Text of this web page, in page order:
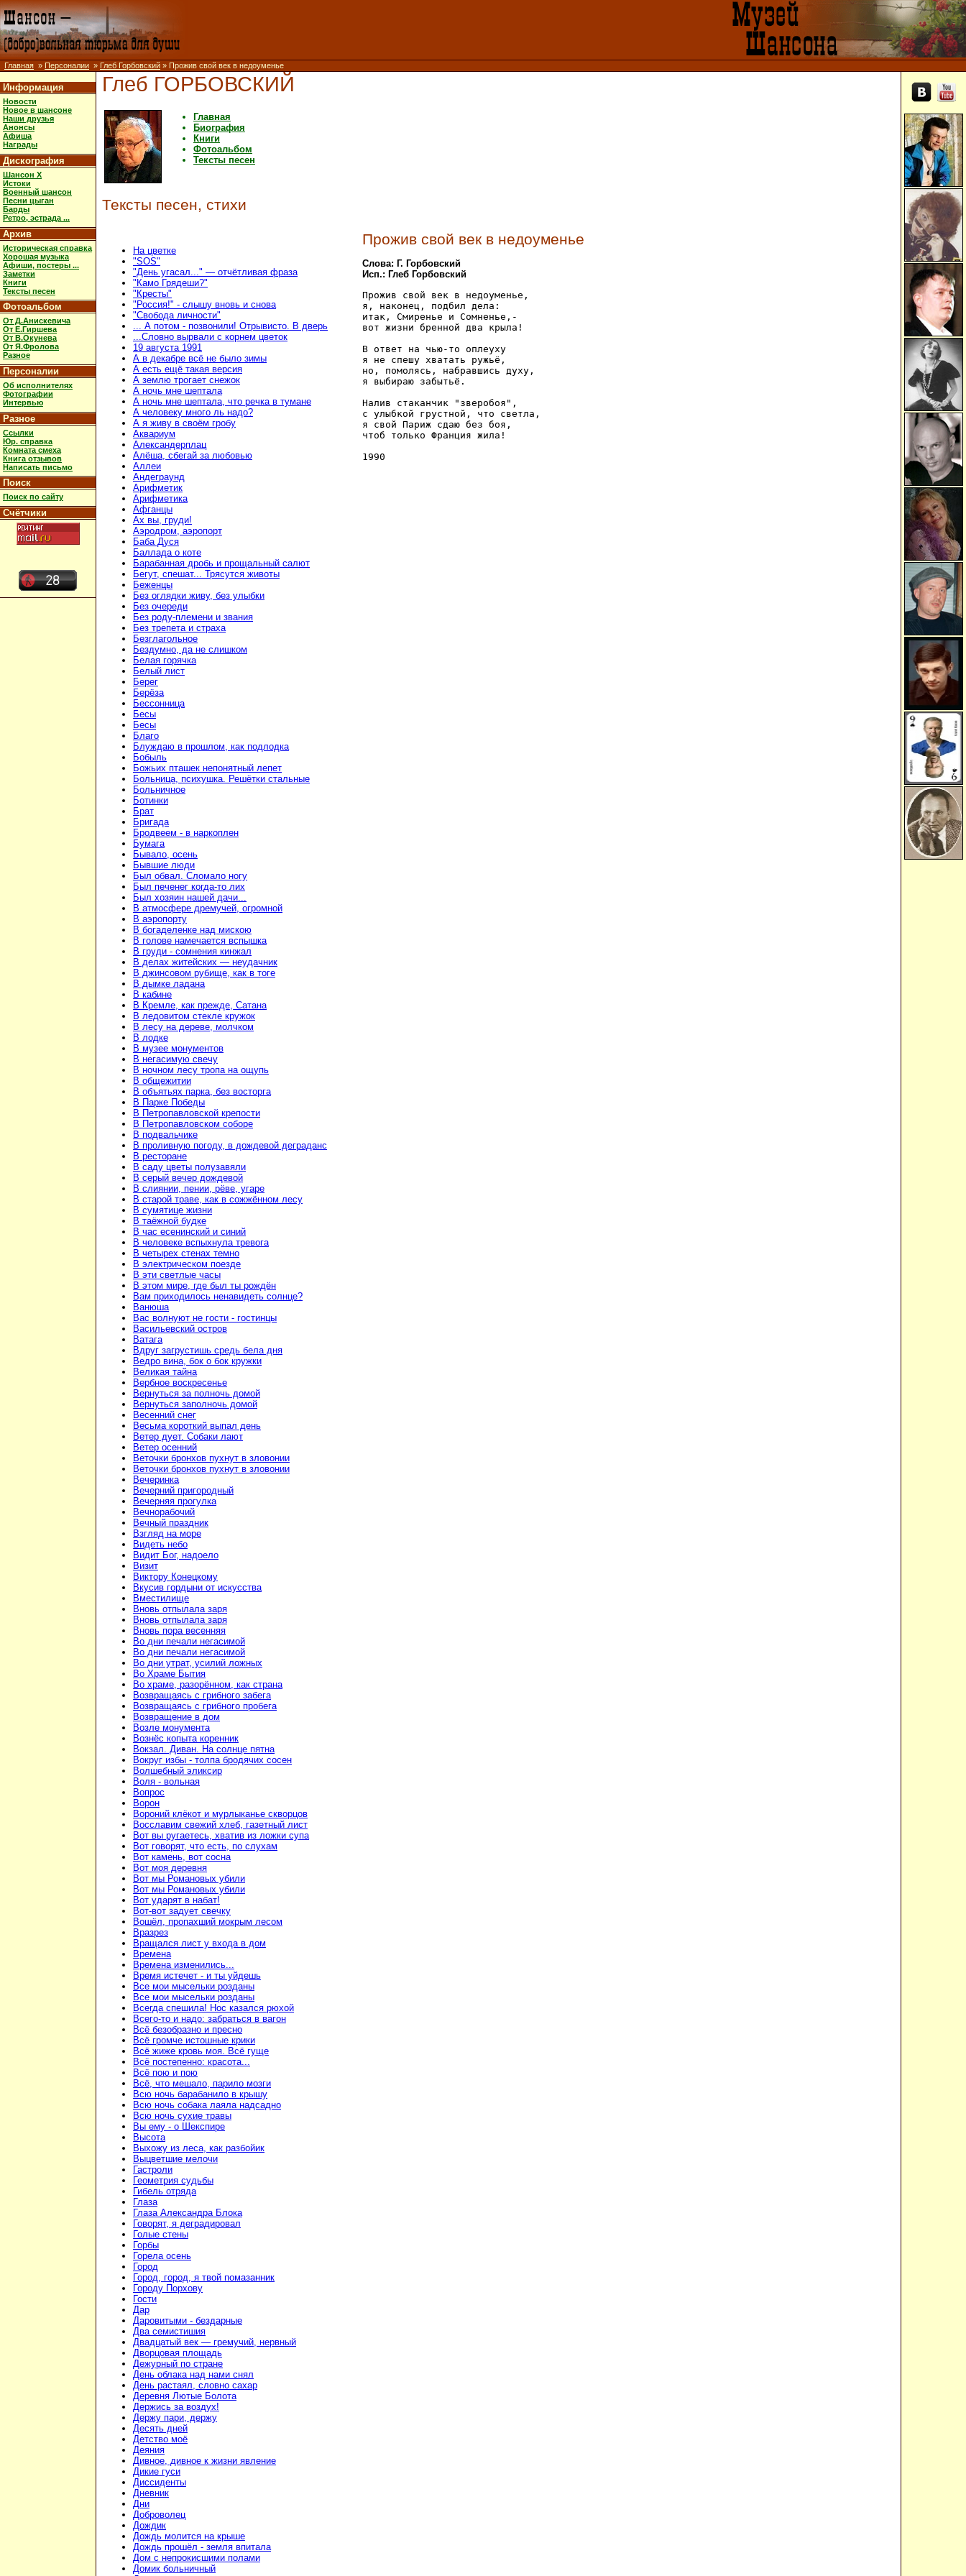
Главная » Персоналии » Глеб Горбовский » Прожив свой век в недоуменье
Информация
Новости
Новое в шансоне
Наши друзья
Анонсы
Афиша
Награды
Дискография
Шансон X
Истоки
Военный шансон
Песни цыган
Барды
Ретро, эстрада ...
Архив
Историческая справка
Хорошая музыка
Афиши, постеры ...
Заметки
Книги
Тексты песен
Фотоальбом
От Д.Анискевича
От Е.Гиршева
От В.Окунева
От Я.Фролова
Разное
Персоналии
Об исполнителях
Фотографии
Интервью
Разное
Ссылки
Юр. справка
Комната смеха
Книга отзывов
Написать письмо
Поиск
Поиск по сайту
Счётчики
Глеб ГОРБОВСКИЙ
Главная
Биография
Книги
Фотоальбом
Тексты песен
Тексты песен, стихи
На цветке
"SOS"
"День угасал..." — отчётливая фраза
"Камо Грядеши?"
"Кресты"
"Россия!" - слышу вновь и снова
"Свобода личности"
... А потом - позвонили! Отрывисто. В дверь
...Словно вырвали с корнем цветок
19 августа 1991
А в декабре всё не было зимы
А есть ещё такая версия
А землю трогает снежок
А ночь мне шептала
А ночь мне шептала, что речка в тумане
А человеку много ль надо?
А я живу в своём гробу
Аквариум
Александерплац
Алёша, сбегай за любовью
Аллеи
Андеграунд
Арифметик
Арифметика
Афганцы
Ах вы, груди!
Аэродром, аэропорт
Баба Дуся
Баллада о коте
Барабанная дробь и прощальный салют
Бегут, спешат... Трясутся животы
Беженцы
Без оглядки живу, без улыбки
Без очереди
Без роду-племени и звания
Без трепета и страха
Безглагольное
Бездумно, да не слишком
Белая горячка
Белый лист
Берег
Берёза
Бессонница
Бесы
Бесы
Благо
Блуждаю в прошлом, как подлодка
Бобыль
Божьих пташек непонятный лепет
Больница, психушка. Решётки стальные
Больничное
Ботинки
Брат
Бригада
Бродвеем - в наркоплен
Бумага
Бывало, осень
Бывшие люди
Был обвал. Сломало ногу
Был печенег когда-то лих
Был хозяин нашей дачи...
В атмосфере дремучей, огромной
В аэропорту
В богаделенке над мискою
В голове намечается вспышка
В груди - сомнения кинжал
В делах житейских — неудачник
В джинсовом рубище, как в тоге
В дымке ладана
В кабине
В Кремле, как прежде, Сатана
В ледовитом стекле кружок
В лесу на дереве, молчком
В лодке
В музее монументов
В негасимую свечу
В ночном лесу тропа на ощупь
В общежитии
В объятьях парка, без восторга
В Парке Победы
В Петропавловской крепости
В Петропавловском соборе
В подвальчике
В проливную погоду, в дождевой деграданс
В ресторане
В саду цветы полузавяли
В серый вечер дождевой
В слиянии, пении, рёве, угаре
В старой траве, как в сожжённом лесу
В сумятице жизни
В таёжной будке
В час есенинский и синий
В человеке вспыхнула тревога
В четырех стенах темно
В электрическом поезде
В эти светлые часы
В этом мире, где был ты рождён
Вам приходилось ненавидеть солнце?
Ванюша
Вас волнуют не гости - гостинцы
Васильевский остров
Ватага
Вдруг загрустишь средь бела дня
Ведро вина, бок о бок кружки
Великая тайна
Вербное воскресенье
Вернуться за полночь домой
Вернуться заполночь домой
Весенний снег
Весьма короткий выпал день
Ветер дует. Собаки лают
Ветер осенний
Веточки бронхов пухнут в зловонии
Веточки бронхов пухнут в зловонии
Вечеринка
Вечерний пригородный
Вечерняя прогулка
Вечнорабочий
Вечный праздник
Взгляд на море
Видеть небо
Видит Бог, надоело
Визит
Виктору Конецкому
Вкусив гордыни от искусства
Вместилище
Вновь отпылала заря
Вновь отпылала заря
Вновь пора весенняя
Во дни печали негасимой
Во дни печали негасимой
Во дни утрат, усилий ложных
Во Храме Бытия
Во храме, разорённом, как страна
Возвращаясь с грибного забега
Возвращаясь с грибного пробега
Возвращение в дом
Возле монумента
Вознёс копыта коренник
Вокзал. Диван. На солнце пятна
Вокруг избы - толпа бродячих сосен
Волшебный эликсир
Воля - вольная
Вопрос
Ворон
Вороний клёкот и мурлыканье скворцов
Восславим свежий хлеб, газетный лист
Вот вы ругаетесь, хватив из ложки супа
Вот говорят, что есть, по слухам
Вот камень, вот сосна
Вот моя деревня
Вот мы Романовых убили
Вот мы Романовых убили
Вот ударят в набат!
Вот-вот задует свечку
Вошёл, пропахший мокрым лесом
Вразрез
Вращался лист у входа в дом
Времена
Времена изменились...
Время истечет - и ты уйдешь
Все мои мысельки розданы
Все мои мысельки розданы
Всегда спешила! Нос казался рюхой
Всего-то и надо: забраться в вагон
Всё безобразно и пресно
Всё громче истошные крики
Всё жиже кровь моя. Всё гуще
Всё постепенно: красота...
Всё пою и пою
Всё, что мешало, парило мозги
Всю ночь барабанило в крышу
Всю ночь собака лаяла надсадно
Всю ночь сухие травы
Вы ему - о Шекспире
Высота
Выхожу из леса, как разбойик
Выцветшие мелочи
Гастроли
Геометрия судьбы
Гибель отряда
Глаза
Глаза Александра Блока
Говорят, я деградировал
Голые стены
Горбы
Горела осень
Город
Город, город, я твой помазанник
Городу Порхову
Гости
Дар
Даровитыми - бездарные
Два семистишия
Двадцатый век — гремучий, нервный
Дворцовая площадь
Дежурный по стране
День облака над нами снял
День растаял, словно сахар
Деревня Лютые Болота
Держись за воздух!
Держу пари, держу
Десять дней
Детство моё
Деяния
Дивное, дивное к жизни явление
Дикие гуси
Диссиденты
Дневник
Дни
Доброволец
Дождик
Дождь молится на крыше
Дождь прошёл - земля впитала
Дом с непрокисшими полами
Домик больничный
Прожив свой век в недоуменье
Слова: Г. Горбовский
Исп.: Глеб Горбовский
Прожив свой век в недоуменье,
я, наконец, подбил дела:
итак, Смиренье и Сомненье,-
вот жизни бренной два крыла!
В ответ на чью-то оплеуху
я не спешу хватать ружьё,
но, помолясь, набравшись духу,
я выбираю забытьё.
Налив стаканчик "зверобоя",
с улыбкой грустной, что светла,
я свой Париж сдаю без боя,
чтоб только Франция жила!